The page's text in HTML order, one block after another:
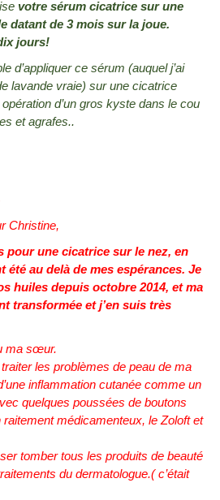
votre sérum cicatrice sur une
datant de 3 mois sur la joue.
jours!
d’appliquer ce sérum (auquel j’ai
lavande vraie) sur une cicatrice
d’un gros kyste dans le cou
et agrafes..
Christine,
pour une cicatrice sur le nez, en
été au delà de mes espérances. Je
huiles depuis octobre 2014, et ma
transformée et j’en suis très
ma sœur.
les problèmes de peau de ma
inflammation cutanée comme un
quelques poussées de boutons
raitement médicamenteux, le Zoloft et
tomber tous les produits de beauté
du dermatologue.( c’était